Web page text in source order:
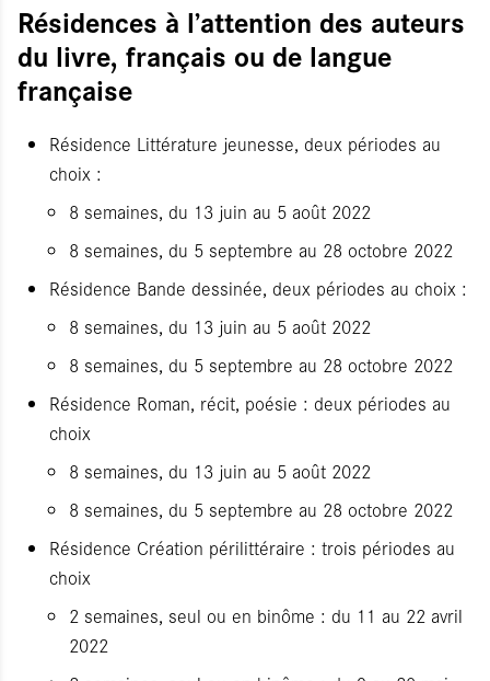
Résidences à l’attention des auteurs
du livre, français ou de langue
française
Résidence Littérature jeunesse, deux périodes au
choix :
8 semaines, du 13 juin au 5 août 2022
8 semaines, du 5 septembre au 28 octobre 2022
Résidence Bande dessinée, deux périodes au choix :
8 semaines, du 13 juin au 5 août 2022
8 semaines, du 5 septembre au 28 octobre 2022
Résidence Roman, récit, poésie : deux périodes au
choix
8 semaines, du 13 juin au 5 août 2022
8 semaines, du 5 septembre au 28 octobre 2022
Résidence Création périlittéraire : trois périodes au
choix
2 semaines, seul ou en binôme : du 11 au 22 avril
2022